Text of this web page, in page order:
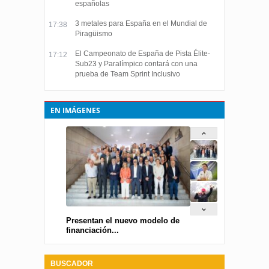
españolas
17:38
3 metales para España en el Mundial de
Piragüismo
17:12
El Campeonato de España de Pista Élite-
Sub23 y Paralímpico contará con una
prueba de Team Sprint Inclusivo
EN IMÁGENES
Presentan el nuevo modelo de
financiación...
BUSCADOR